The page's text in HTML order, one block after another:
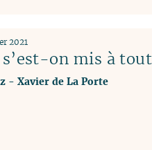
on mis à
2021
- Xavier de La Porte